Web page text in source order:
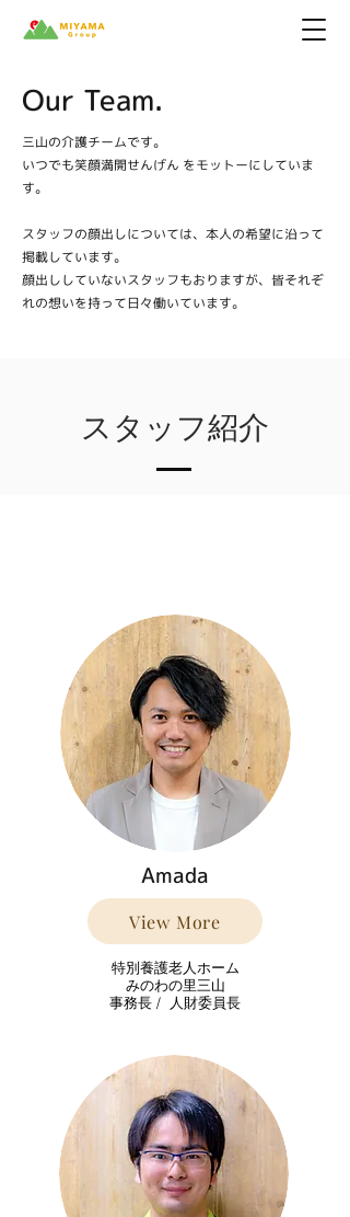
Our Team.
三山の介護チームです。
​いつでも笑顔満開せんげん をモットーにしていま
す。
スタッフの顔出しについては、本人の希望に沿って
掲載しています。
顔出ししていないスタッフもおりますが、皆それぞ
れの想いを持って日々働いています。
スタッフ紹介
Amada
View More
特別養護老人ホーム
みのわの里三山
​事務長 / 人財委員長